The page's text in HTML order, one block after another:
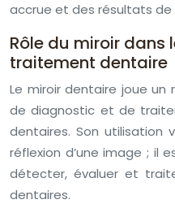
accrue et des résultats
Rôle du miroir
traitement dentaire
Le miroir dentaire joue un
de diagnostic et de
dentaires. Son utilisation
réflexion d’une image ; il
détecter, évaluer et
dentaires.